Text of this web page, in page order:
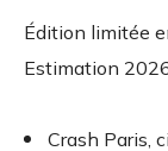
Édition limitée
Estimation
Crash Paris,